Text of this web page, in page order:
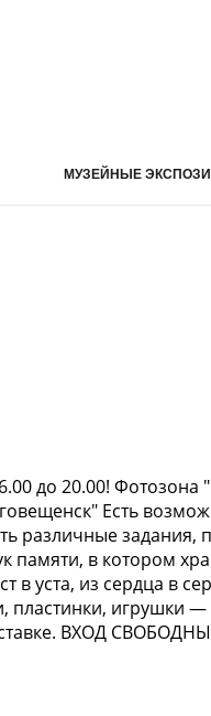
МУЗЕЙНЫЕ
до 20.00!
Есть
различные
памяти, в котором
в уста, из сердца
игрушки
ВХОД